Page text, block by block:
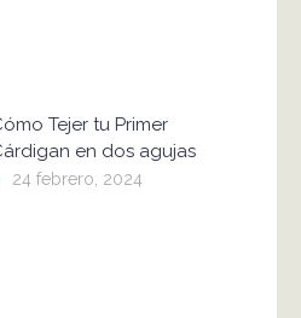
Tejer tu Primer
en dos agujas
24 febrero, 2024